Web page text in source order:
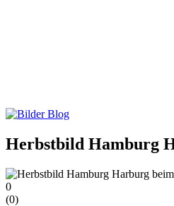
Herbstbild Hamburg
0
(0)